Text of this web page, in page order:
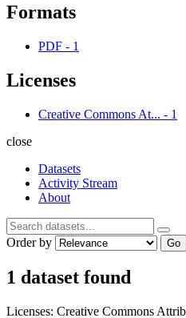
Formats
PDF - 1
Licenses
Creative Commons At... - 1
close
Datasets
Activity Stream
About
Order by Go
1 dataset found
Licenses: Creative Commons